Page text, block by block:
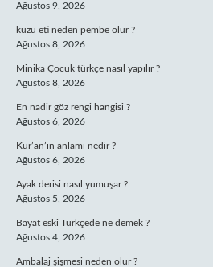
Ağustos 9, 2026
kuzu eti neden pembe olur ?
Ağustos 8, 2026
Minika Çocuk türkçe nasıl yapılır ?
Ağustos 8, 2026
En nadir göz rengi hangisi ?
Ağustos 6, 2026
Kur’an’ın anlamı nedir ?
Ağustos 6, 2026
Ayak derisi nasıl yumuşar ?
Ağustos 5, 2026
Bayat eski Türkçede ne demek ?
Ağustos 4, 2026
Ambalaj şişmesi neden olur ?